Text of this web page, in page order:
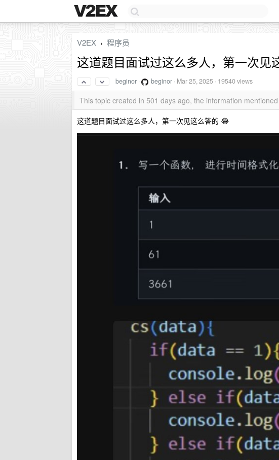
V2EX › 程序员
这道题目面试过这么多人，第一次见
beginor · beginor · Mar 25, 2025 · 19540 views
This topic created in 501 days ago, the information
这道题目面试过这么多人，第一次见这么答的 😂